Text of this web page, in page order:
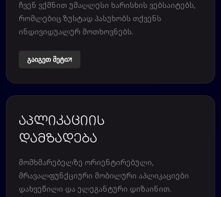
ჩვენ ვქმნით უმაღლესი ხარისხის ვებსაიტებს,
რომლებიც ზუსტად პასუხობს თქვენს
ინდივიდუალურ მოთხოვნებს.
გაიგეთ მეტი
აპლიკაციის
დამზადება
მომხმარებელზე ორიენტირებული,
მრავალფუნქციური მობილური აპლიკაციები
დახვეწილი და ელეგანტური დიზაინით.